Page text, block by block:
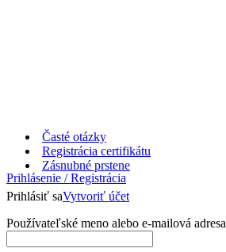
Časté otázky
Registrácia certifikátu
Prihlásenie / Registrácia
Prihlásiť saVytvoriť účet
Používateľské meno alebo e-mailová adresa
Zásnubné prstene